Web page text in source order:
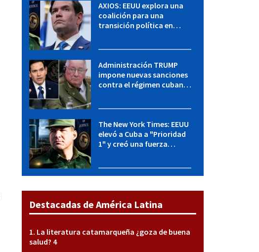
AXIOS: EEUU explora una
coalición para una
transición política en
Administración TRUMP
impone nuevas sanciones
contra el régimen cubano:
The New York Times: EEUU
elevó a Cuba a "Prioridad
1" y creó una fuerza
Destacadas de América Latina
La literatura catamarqueña ¿goza de buena
salud? 4